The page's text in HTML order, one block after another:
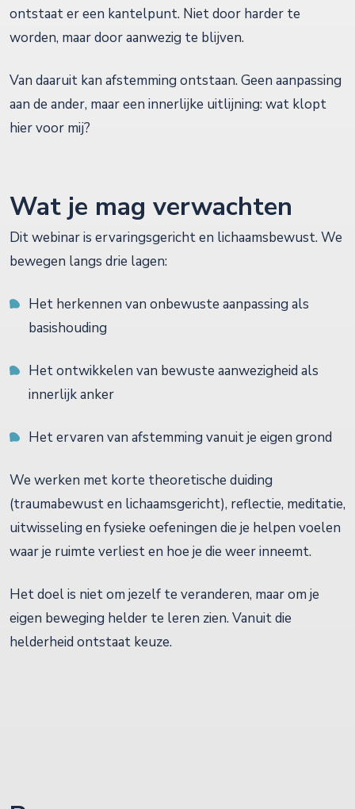
ontstaat er een kantelpunt. Niet door harder te
worden, maar door aanwezig te blijven.
Van daaruit kan afstemming ontstaan. Geen aanpassing
aan de ander, maar een innerlijke uitlijning: wat klopt
hier voor mij?
Wat je mag verwachten
Dit webinar is ervaringsgericht en lichaamsbewust. We
bewegen langs drie lagen:
Het herkennen van onbewuste aanpassing als
basishouding
Het ontwikkelen van bewuste aanwezigheid als
innerlijk anker
Het ervaren van afstemming vanuit je eigen grond
We werken met korte theoretische duiding
(traumabewust en lichaamsgericht), reflectie, meditatie,
uitwisseling en fysieke oefeningen die je helpen voelen
waar je ruimte verliest en hoe je die weer inneemt.
Het doel is niet om jezelf te veranderen, maar om je
eigen beweging helder te leren zien. Vanuit die
helderheid ontstaat keuze.